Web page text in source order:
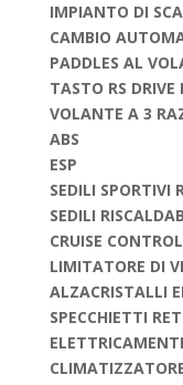
IMPIANTO DI
CAMBIO
PADDLES AL
TASTO RS DRIVE
VOLANTE A 3
ABS
ESP
SEDILI SPORTIVI
SEDILI
CRUISE CONTROL
LIMITATORE DI
ALZACRISTALLI
SPECCHIETTI